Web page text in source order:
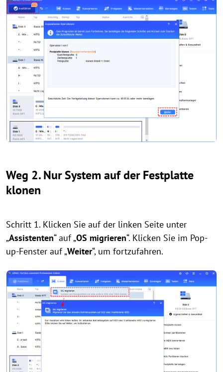
Weg 2. Nur System auf der Festplatte
klonen
Schritt 1. Klicken Sie auf der linken Seite unter
„Assistenten“ auf „OS migrieren“. Klicken Sie im Pop-
up-Fenster auf „Weiter“, um fortzufahren.